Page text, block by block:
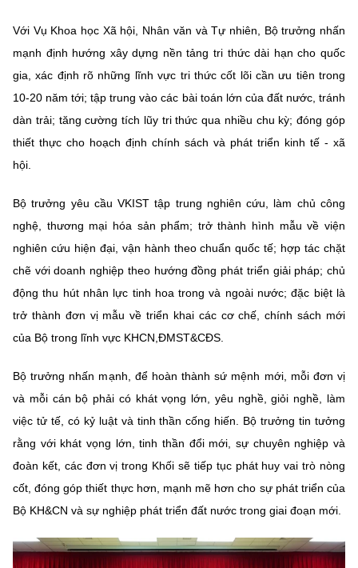
Với Vụ Khoa học Xã hội, Nhân văn và Tự nhiên, Bộ trưởng nhấn
mạnh định hướng xây dựng nền tảng tri thức dài hạn cho quốc
gia, xác định rõ những lĩnh vực tri thức cốt lõi cần ưu tiên trong
10-20 năm tới; tập trung vào các bài toán lớn của đất nước, tránh
dàn trải; tăng cường tích lũy tri thức qua nhiều chu kỳ; đóng góp
thiết thực cho hoạch định chính sách và phát triển kinh tế - xã
hội.
Bộ trưởng yêu cầu VKIST tập trung nghiên cứu, làm chủ công
nghệ, thương mại hóa sản phẩm; trở thành hình mẫu về viện
nghiên cứu hiện đại, vận hành theo chuẩn quốc tế; hợp tác chặt
chẽ với doanh nghiệp theo hướng đồng phát triển giải pháp; chủ
động thu hút nhân lực tinh hoa trong và ngoài nước; đặc biệt là
trở thành đơn vị mẫu về triển khai các cơ chế, chính sách mới
của Bộ trong lĩnh vực KHCN,ĐMST&CĐS.
Bộ trưởng nhấn mạnh, để hoàn thành sứ mệnh mới, mỗi đơn vị
và mỗi cán bộ phải có khát vọng lớn, yêu nghề, giỏi nghề, làm
việc tử tế, có kỷ luật và tinh thần cống hiến. Bộ trưởng tin tưởng
rằng với khát vọng lớn, tinh thần đổi mới, sự chuyên nghiệp và
đoàn kết, các đơn vị trong Khối sẽ tiếp tục phát huy vai trò nòng
cốt, đóng góp thiết thực hơn, mạnh mẽ hơn cho sự phát triển của
Bộ KH&CN và sự nghiệp phát triển đất nước trong giai đoạn mới.